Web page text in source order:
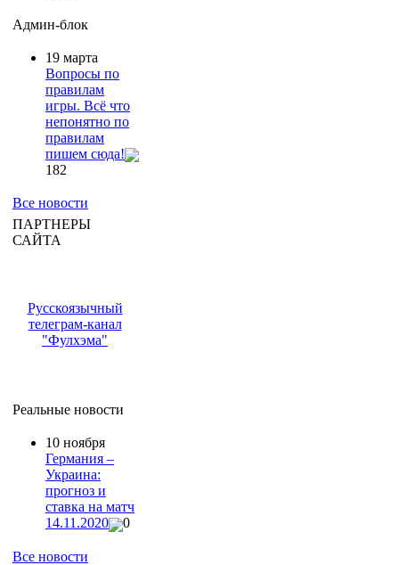
Админ-блок
19 марта
Вопросы по
правилам
игры. Всё что
непонятно по
правилам
пишем сюда!
182
Все новости
ПАРТНЕРЫ
САЙТА
Русскоязычный
телеграм-канал
"Фулхэма"
Реальные новости
10 ноября
Германия –
Украина:
прогноз и
ставка на матч
14.11.2020
0
Все новости